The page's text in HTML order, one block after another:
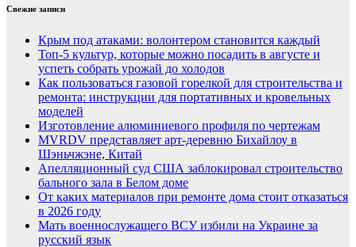
Свежие записи
Крым под атаками: волонтером становится каждый
Топ-5 культур, которые можно посадить в августе и
успеть собрать урожай до холодов
Как пользоваться газовой горелкой для строительства и
ремонта: инструкции для портативных и кровельных
моделей
Изготовление алюминиевого профиля по чертежам
MVRDV представляет арт-деревню Бихайлоу в
Шэньчжэне, Китай
Апелляционный суд США заблокировал строительство
бального зала в Белом доме
От каких материалов при ремонте дома стоит отказаться
в 2026 году
Мать военнослужащего ВСУ избили на Украине за
русский язык